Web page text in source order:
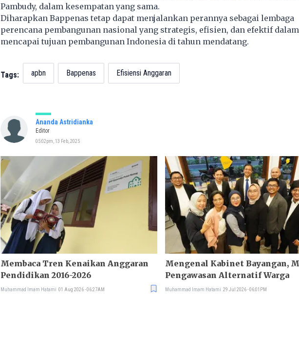
Pambudy, dalam kesempatan yang sama.
Diharapkan Bappenas tetap dapat menjalankan perannya sebagai lembaga
perencana pembangunan nasional yang strategis, efisien, dan efektif dalam
mencapai tujuan pembangunan Indonesia di tahun mendatang.
Tags: apbn Bappenas Efisiensi Anggaran
Ananda Astridianka
Editor
05:02pm, 13 Feb, 2025
Membaca Tren Kenaikan Anggaran
Pendidikan 2016-2026
Muhammad Imam Hatami 01 Aug 2026 - 06:27AM
Mengenal Kabinet Bayangan, Model
Pengawasan Alternatif Warga
Muhammad Imam Hatami 29 Jul 2026 - 06:01PM